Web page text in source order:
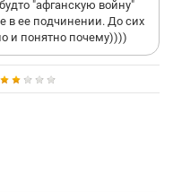
"афганскую войну"
в ее подчинении. До сих
и понятно почему))))